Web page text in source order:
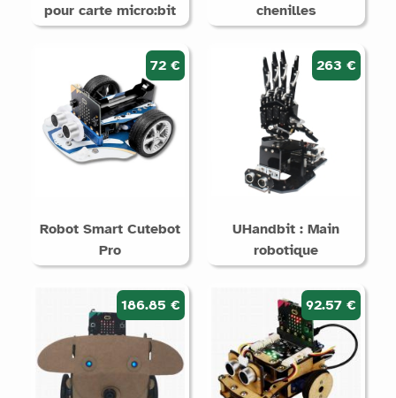
pour carte micro:bit
chenilles
72 €
Robot Smart Cutebot
Pro
263 €
UHandbit : Main
robotique
186.85 € 92.57 €